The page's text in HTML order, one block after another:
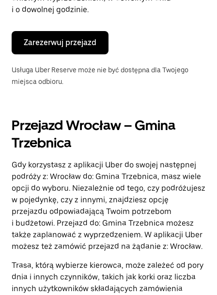
i o dowolnej godzinie.
Zarezerwuj przejazd
Usługa Uber Reserve może nie być dostępna dla Twojego
miejsca odbioru.
Przejazd Wrocław – Gmina
Trzebnica
Gdy korzystasz z aplikacji Uber do swojej następnej
podróży z: Wrocław do: Gmina Trzebnica, masz wiele
opcji do wyboru. Niezależnie od tego, czy podróżujesz
w pojedynkę, czy z innymi, znajdziesz opcję
przejazdu odpowiadającą Twoim potrzebom
i budżetowi. Przejazd do: Gmina Trzebnica możesz
także zaplanować z wyprzedzeniem. W aplikacji Uber
możesz też zamówić przejazd na żądanie z: Wrocław.
Trasa, którą wybierze kierowca, może zależeć od pory
dnia i innych czynników, takich jak korki oraz liczba
innych użytkowników składających zamówienia